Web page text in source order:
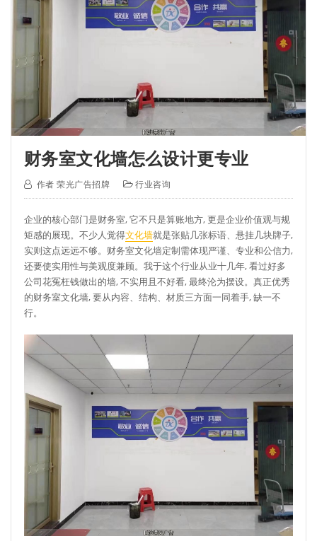
财务室文化墙怎么设计更专业
作者荣光广告招牌 行业咨询
企业的核心部门是财务室, 它不只是算账地方, 更是企业价值观与规
矩感的展现。不少人觉得文化墙就是张贴几张标语、悬挂几块牌子,
实则这点远远不够。财务室文化墙定制需体现严谨、专业和公信力,
还要使实用性与美观度兼顾。我于这个行业从业十几年, 看过好多
公司花冤枉钱做出的墙, 不实用且不好看, 最终沦为摆设。真正优秀
的财务室文化墙, 要从内容、结构、材质三方面一同着手, 缺一不
行。